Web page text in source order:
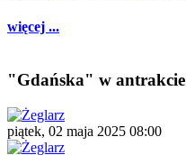
więcej ...
"Gdańska" w antrakcie
piątek, 02 maja 2025 08:00